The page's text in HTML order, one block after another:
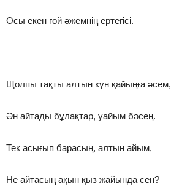
Осы екен ғой әжемнің ертегісі.
Щолпы тақты алтын күн қайыңға әсем,
Ән айтады бұлақтар, уайым бәсең.
Тек асығып барасың, алтын айым,
Не айтасың ақын қыз жайында сен?